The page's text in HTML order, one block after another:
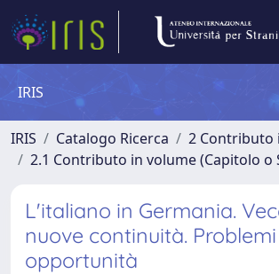
IRIS
IRIS Catalogo Ricerca
2 Contributo
2.1 Contributo in volume (Capitolo o
L'italiano in Germania.
nuove continuità.
opportunità